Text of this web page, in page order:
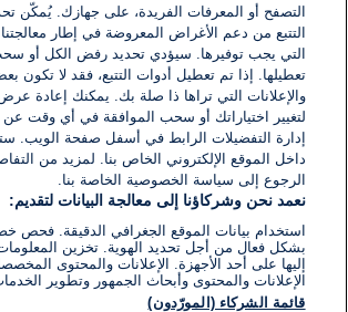
التصفح أو المعرفات الفريدة، على جهازك. يُمكّن
التتبع من دعم الأغراض المعروضة في إطار معالجتنا
التي يجب توفيرها. سيؤدي تحديد رفض الكل أو
تعطيلها. إذا تم تعطيل أدوات التتبع، فقد لا تكون
والإعلانات التي تراها ذا صلة بك. يمكنك إعادة
لتغيير اختياراتك أو سحب الموافقة في أي وقت
إدارة التفضيلات الرابط في أسفل صفحة الويب.
داخل الموقع الإلكتروني الخاص بنا. لمزيد من
الرجوع إلى سياسة الخصوصية الخاصة بنا.
نعمد نحن وشركاؤنا إلى معالجة البيانات لتقديم:
استخدام بيانات الموقع الجغرافي الدقيقة. فحص
بشكل فعال من أجل تحديد الهوية. تخزين
إليها على أحد الأجهزة. الإعلانات والمحتوى
الإعلانات والمحتوى وأبحاث الجمهور وتطوير
قائمة الشركاء (المورّدون)